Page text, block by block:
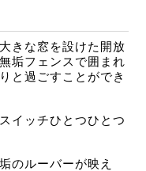
きな窓を設けた開放
垢フェンスで囲まれ
と過ごすことができ
イッチひとつひとつ
のルーバーが映え